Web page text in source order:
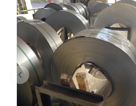
nierdzewnej klasy spożywczej
wysokiej jakości ...